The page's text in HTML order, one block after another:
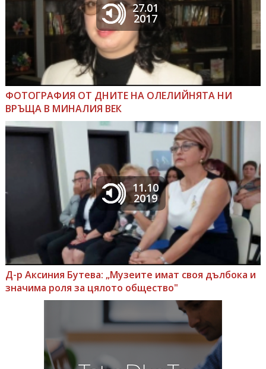
27.01
2017
ФОТОГРАФИЯ ОТ ДНИТЕ НА ОЛЕЛИЙНЯТА НИ
ВРЪЩА В МИНАЛИЯ ВЕК
11.10
2019
Д-р Аксиния Бутева: „Музеите имат своя дълбока и
значима роля за цялото общество"